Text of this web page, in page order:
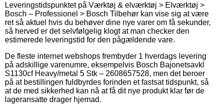
Leveringstidspunktet på Værktøj & elværktøj > Elværktøj >
Bosch – Professionel > Bosch Tilbehør kan vise sig at være
ret så aktuel hvis du behøver dine nye varer om få sekunder,
så herved er det selvfølgelig klogt at man checker den
estimerede leveringstid for den pågældende vare.
De fleste internet webshops frembyder 1 hverdags levering
på adskillige varenumre, eksempelvis Bosch Bajonetsavkl
S1130cf Heavy/metal 5 Stk – 2608657528, men det beroer
på at bestillingen fuldbyrdes forinden et fastsat tidspunkt, så
at de med sikkerhed kan nå at få dit nye produkt klar før de
lageransatte drager hjemad.